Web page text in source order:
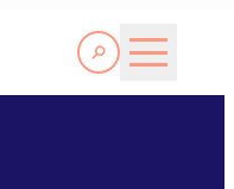
Läs Mer